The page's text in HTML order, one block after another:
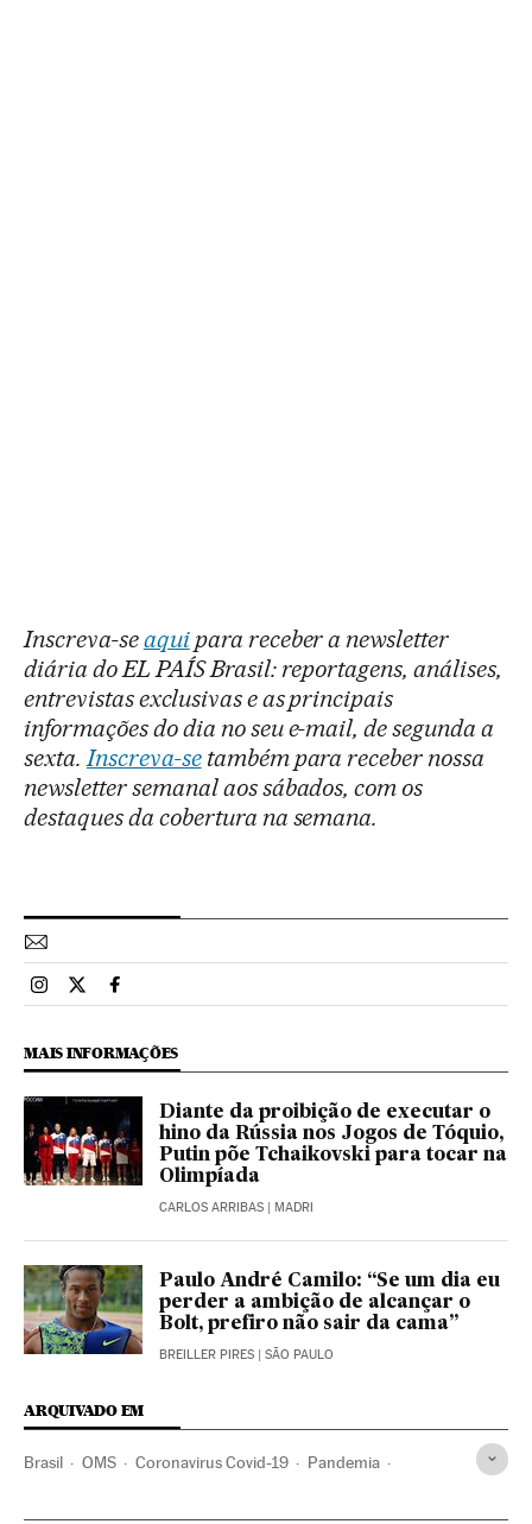
Inscreva-seaquipara receber a newsletter
diária do EL PAÍS Brasil: reportagens, análises,
entrevistas exclusivas e as principais
informações do dia no seu e-mail, de segunda a
sexta. Inscreva-setambém para receber nossa
newsletter semanal aos sábados, com os
destaques da cobertura na semana.
Esportes El País Brasil en Instagram
Esportes El País Brasil en Twitter
Esportes El País Brasil en Facebook
MAIS INFORMAÇÕES
Diante da proibição de executar o
hino da Rússia nos Jogos de Tóquio,
Putin põe Tchaikovski para tocar na
Olimpíada
CARLOS ARRIBAS | MADRI
Paulo André Camilo: “Se um dia eu
perder a ambição de alcançar o
Bolt, prefiro não sair da cama”
BREILLER PIRES | SÃO PAULO
ARQUIVADO EM
Brasil OMS Coronavirus Covid-19 Pandemia